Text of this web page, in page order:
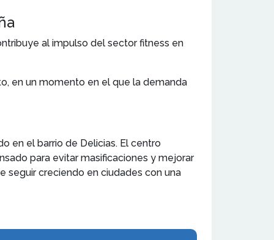
al impulso del sector fitness en
en un momento en el que la demanda
en el barrio de Delicias. El centro
para evitar masificaciones y mejorar
seguir creciendo en ciudades con una